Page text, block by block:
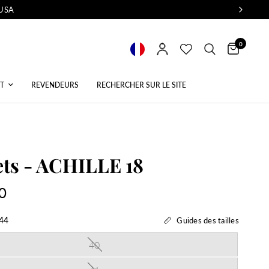
0
REVENDEURS RECHERCHER SUR LE SITE
- ACHILLE 18
Guides des tailles
40